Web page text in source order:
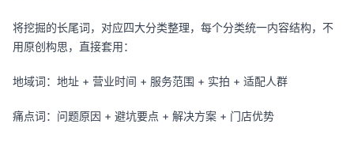
将挖掘的长尾词，对应四大分类整理，每个分类统一内容结构，不
用原创构思，直接套用：
地域词：地址 + 营业时间 + 服务范围 + 实拍 + 适配人群
痛点词：问题原因 + 避坑要点 + 解决方案 + 门店优势